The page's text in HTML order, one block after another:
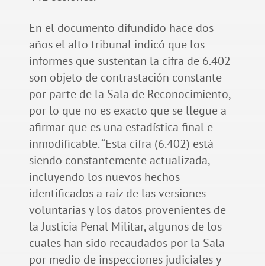
En el documento difundido hace dos
años el alto tribunal indicó que los
informes que sustentan la cifra de 6.402
son objeto de contrastación constante
por parte de la Sala de Reconocimiento,
por lo que no es exacto que se llegue a
afirmar que es una estadística final e
inmodificable. “Esta cifra (6.402) está
siendo constantemente actualizada,
incluyendo los nuevos hechos
identificados a raíz de las versiones
voluntarias y los datos provenientes de
la Justicia Penal Militar, algunos de los
cuales han sido recaudados por la Sala
por medio de inspecciones judiciales y